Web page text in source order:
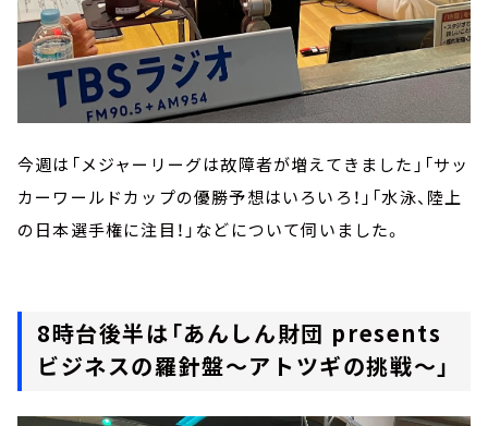
今週は「メジャーリーグは故障者が増えてきました」「サッ
カーワールドカップの優勝予想はいろいろ！」「水泳、陸上
の日本選手権に注目！」などについて伺いました。
8時台後半は「あんしん財団 presents
ビジネスの羅針盤～アトツギの挑戦～」